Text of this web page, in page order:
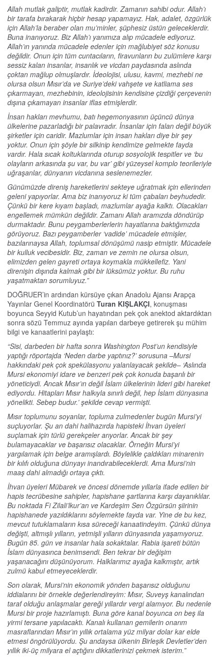
Allah mutlak galiptir, mutlak kadirdir. Zamanın sahibi odur. Allah’ı
bir tarafa bırakarak hiçbir hesap yapamayız. Hak, adalet, özgürlük
için Allah’la beraber olan mu’minler, şüphesiz üstün geleceklerdir.
Buna inanıyoruz. Biz Allah’ı yanımıza alıp mücadele ediyoruz.
Allah’ın yanında mücadele edenler için mağlubiyet söz konusu
değildir. Onun için tüm cuntacıların, firavunların bu zulümlere karşı
sessiz kalan insanlar, insanlık ve vicdan paydasında aslında
çoktan mağlup olmuşlardır. İdeolojisi, ulusu, kavmi, mezhebi ne
olursa olsun Mısır’da ve Suriye’deki vahşete ve katliama ses
çıkarmayan, mezhebinin, ideolojisinin kendisine çizdiği çerçevenin
dışına çıkamayan insanlar iflas etmişlerdir.
İnsan hakları mevhumu, batı hegemonyasının üçüncü dünya
ülkelerine pazarladığı bir palavradır. İnsanlar için falan değil büyük
şirketler için caridir. Mazlumlar için insan hakları diye bir şey
yoktur. Onun için şöyle bir silkinip kendimize gelmekte fayda
vardır. Hala sıcak koltuklarında oturup sosyolojik tespitler ve ‘bu
olayların arkasında şu var, bu var’ gibi yüzeysel komplo teorileriyle
uğraşanlar, dünyanın vicdanına seslenemezler.
Günümüzde direniş hareketlerini sekteye uğratmak için ellerinden
geleni yapıyorlar. Ama biz inanıyoruz ki tüm çabaları beyhudedir.
Çünkü bir kere kıyam başladı, mazlumlar ayağa kalktı. Olacakları
engellemek mümkün değildir. Zamanı Allah aramızda döndürüp
durmaktadır. Bunu peygamberlerlerin hayatlarına baktığımızda
görüyoruz. Bazı peygamberler ‘vadide’ mücadele etmişler,
bazılarınaysa Allah, toplumsal dönüşümü nasip etmiştir. Mücadele
bir kulluk vecibesidir. Biz, zaman ve zemin ne olursa olsun,
elimizden gelen gayreti ortaya koymakla mükkellefiz. Yani
direnişin dışında kalmak gibi bir lüksümüz yoktur. Bu ruhu
yaşatmaktan sorumluyuz.”
DOĞRUER’in ardından kürsüye çıkan Anadolu Ajansı Arapça
Yayınlar Genel Koordinatörü Turan KIŞLAKÇI, konuşması
boyunca Seyyid Kutub’un hayatından pek çok anektod aktardıktan
sonra sözü Temmuz ayında yapılan darbeye getirerek şu mühim
bilgi ve kanaatlerini paylaştı:
“Sisi, darbeden bir hafta sonra Washington Post’un kendisiyle
yaptığı röportajda ‘Neden darbe yaptınız?’ sorusuna –Mursi
hakkındaki pek çok spekülasyonu yalanlayacak şekilde– ‘Aslında
Mursi ekonomiyi idare ve benzeri pek çok konuda başarılı bir
yöneticiydi. Ancak Mısır’ın değil İslam ülkelerinin lideri gibi hareket
ediyordu. Hitapları Mısır halkıyla sınırlı değil, hep İslam dünyasına
yönelikti. Sebep budur.’ şekilde cevap vermişti.
Mısır toplumunu soyanlar, topluma zulmedenler bugün Mursi’yi
suçluyorlar. Şu an dahi halihazırda hapisteki İhvan üyeleri
suçlamak için türlü gerekçeler arıyorlar. Ancak bir şey
bulamayacaklar ve başarısız olacaklar. Örneğin Mursi’yi
yargılamak için belge aramışlardı. Böylelikle çaldıkları minarenin
bir kılıfı olduğuna dünyayı inandırabileceklerdi. Ama Mursi’nin
maaş dahi almadığı ortaya çıktı.
İhvan üyeleri Mübarek ve öncesi dönemde yıllarla ifade edilen bir
hapis tecrübesine sahipler, hapishane şartlarına karşı dayanıklılar.
Bu noktada Fi Zilali’lkur’an ve Kardeşim Sen Özgürsün şiirinin
hapishanede yazıldıklarını söylemekte fayda var. Yine de bu kez,
mevcut tutuklamaların kısa süreceği kanaatindeyim. Çünkü dünya
değişti, altmışlı yılların, yetmişli yılların dünyasında yaşamıyoruz.
Bugün 85. gün ve insanlar hala sokaktalar. Rabia işareti bütün
İslam dünyasınca benimsendi. Ben tekrar bir değişim
yaşanacağını düşünüyorum. Halklarımız ayağa kalkmıştır, artık
zulmü kabul etmeyeceklerdir.
Son olarak, Mursi’nin ekonomik yönden başarısız olduğunu
iddialarını bir örnekle değerlendireyim: Mısır, Suveyş kanalından
taraf olduğu anlaşmalar gereği yıllardır vergi alamıyor. Bu nedenle
Mursi bir proje hazırlamıştı. Buna göre kanal boyunca on beş ila
yirmi tersane yapılacaktı. Kanalı kullanan gemilerin onarım
masraflarından Mısır’ın yıllık ortalama yüz milyar dolar kar elde
etmesi öngörülüyordu. Şu andaysa ülkenin Birleşik Devletler’den
yıllık iki-üç milyara el açtığını dikkatlerinizi çekmek isterim.”